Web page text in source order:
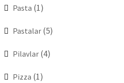
Pasta (1)
Pastalar (5)
Pilavlar (4)
Pizza (1)